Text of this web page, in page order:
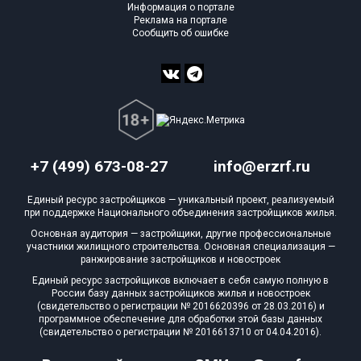
+7 (499) 673-08-27 info@erzrf.ru
Информация о портале
Реклама на портале
Сообщить об ошибке
Единый ресурс застройщиков — уникальный проект, реализуемый
при поддержке Национального объединения застройщиков жилья.
Основная аудитория — застройщики, другие профессиональные
участники жилищного строительства. Основная специализация —
ранжирование застройщиков и новостроек
Единый ресурс застройщиков включает в себя самую полную в
России базу данных застройщиков жилья и новостроек
(свидетельство о регистрации № 2016620396 от 28.03.2016) и
программное обеспечение для обработки этой базы данных
(свидетельство о регистрации № 2016613710 от 04.04.2016).